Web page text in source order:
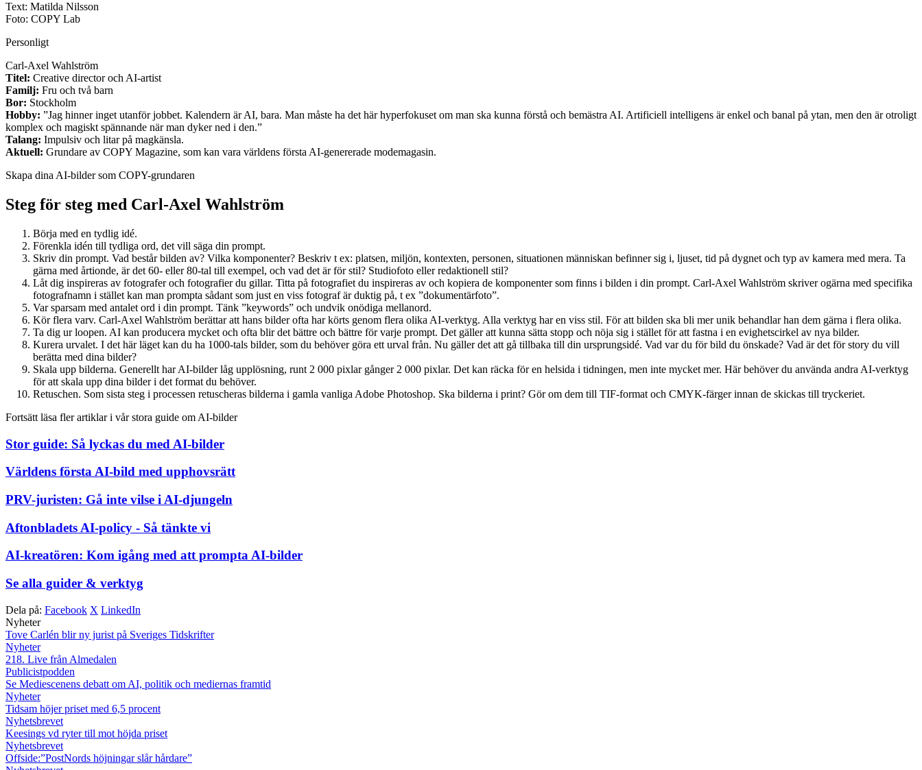
Text: Matilda Nilsson
Foto: COPY Lab
Personligt
Carl-Axel Wahlström
Titel: Creative director och AI-artist
Familj: Fru och två barn
Bor: Stockholm
Hobby: ”Jag hinner inget utanför jobbet. Kalendern är AI, bara. Man måste ha det här hyperfokuset om man ska kunna förstå och bemästra AI. Artificiell intelligens är enkel och banal på ytan, men den är otroligt
komplex och magiskt spännande när man dyker ned i den.”
Talang: Impulsiv och litar på magkänsla.
Aktuell: Grundare av COPY Magazine, som kan vara världens första AI-genererade modemagasin.
Skapa dina AI-bilder som COPY-grundaren
Steg för steg med Carl-Axel Wahlström
Börja med en tydlig idé.
Förenkla idén till tydliga ord, det vill säga din prompt.
Skriv din prompt. Vad består bilden av? Vilka komponenter? Beskriv t ex: platsen, miljön, kontexten, personen, situationen människan befinner sig i, ljuset, tid på dygnet och typ av kamera med mera. Ta
gärna med årtionde, är det 60- eller 80-tal till exempel, och vad det är för stil? Studiofoto eller redaktionell stil?
Låt dig inspireras av fotografer och fotografier du gillar. Titta på fotografiet du inspireras av och kopiera de komponenter som finns i bilden i din prompt. Carl-Axel Wahlström skriver ogärna med specifika
fotografnamn i stället kan man prompta sådant som just en viss fotograf är duktig på, t ex ”dokumentärfoto”.
Var sparsam med antalet ord i din prompt. Tänk ”keywords” och undvik onödiga mellanord.
Kör flera varv. Carl-Axel Wahlström berättar att hans bilder ofta har körts genom flera olika AI-verktyg. Alla verktyg har en viss stil. För att bilden ska bli mer unik behandlar han dem gärna i flera olika.
Ta dig ur loopen. AI kan producera mycket och ofta blir det bättre och bättre för varje prompt. Det gäller att kunna sätta stopp och nöja sig i stället för att fastna i en evighetscirkel av nya bilder.
Kurera urvalet. I det här läget kan du ha 1000-tals bilder, som du behöver göra ett urval från. Nu gäller det att gå tillbaka till din ursprungsidé. Vad var du för bild du önskade? Vad är det för story du vill
berätta med dina bilder?
Skala upp bilderna. Generellt har AI-bilder låg upplösning, runt 2 000 pixlar gånger 2 000 pixlar. Det kan räcka för en helsida i tidningen, men inte mycket mer. Här behöver du använda andra AI-verktyg
för att skala upp dina bilder i det format du behöver.
Retuschen. Som sista steg i processen retuscheras bilderna i gamla vanliga Adobe Photoshop. Ska bilderna i print? Gör om dem till TIF-format och CMYK-färger innan de skickas till tryckeriet.
Fortsätt läsa fler artiklar i vår stora guide om AI-bilder
Stor guide: Så lyckas du med AI-bilder
Världens första AI-bild med upphovsrätt
PRV-juristen: Gå inte vilse i AI-djungeln
Aftonbladets AI-policy - Så tänkte vi
AI-kreatören: Kom igång med att prompta AI-bilder
Se alla guider & verktyg
Dela på: Facebook X LinkedIn
Nyheter
Tove Carlén blir ny jurist på Sveriges Tidskrifter
Nyheter
218. Live från Almedalen
Publicistpodden
Se Mediescenens debatt om AI, politik och mediernas framtid
Nyheter
Tidsam höjer priset med 6,5 procent
Nyhetsbrevet
Keesings vd ryter till mot höjda priset
Nyhetsbrevet
Offside:”PostNords höjningar slår hårdare”